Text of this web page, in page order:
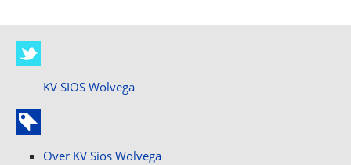
KV SIOS Wolvega
Over KV Sios Wolvega